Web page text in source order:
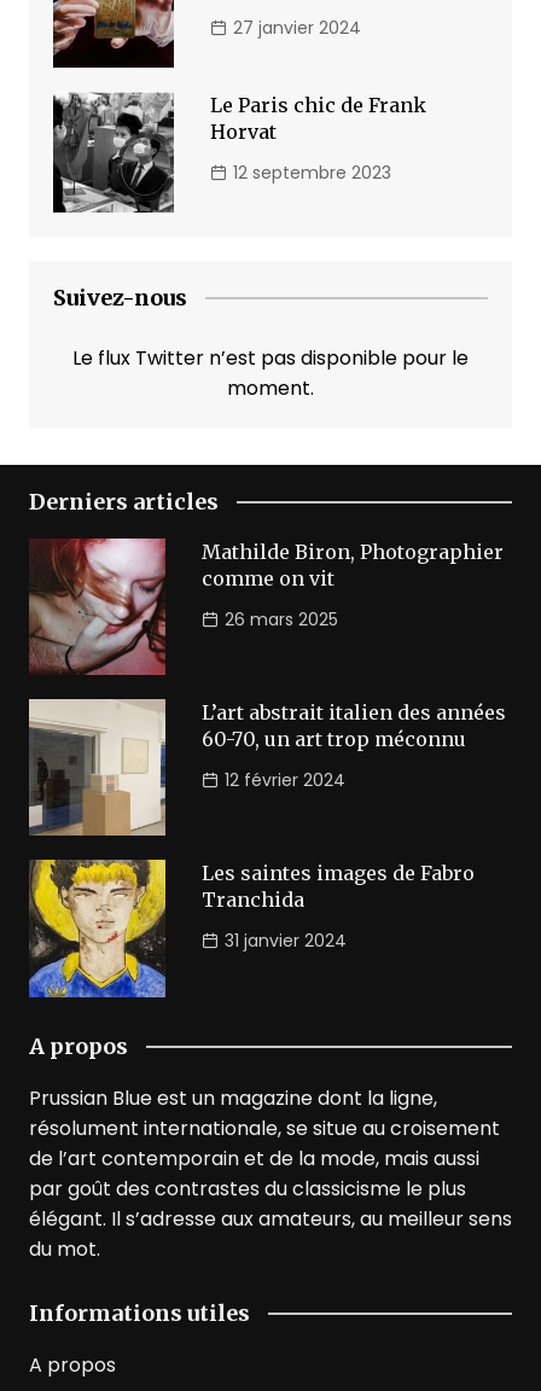
27 janvier 2024
Le Paris chic de Frank
Horvat
12 septembre 2023
Suivez-nous
Le flux Twitter n’est pas disponible pour le
moment.
Derniers articles
Mathilde Biron, Photographier
comme on vit
26 mars 2025
L’art abstrait italien des années
60-70, un art trop méconnu
12 février 2024
Les saintes images de Fabro
Tranchida
31 janvier 2024
A propos
Prussian Blue est un magazine dont la ligne,
résolument internationale, se situe au croisement
de l’art contemporain et de la mode, mais aussi
par goût des contrastes du classicisme le plus
élégant. Il s’adresse aux amateurs, au meilleur sens
du mot.
Informations utiles
A propos